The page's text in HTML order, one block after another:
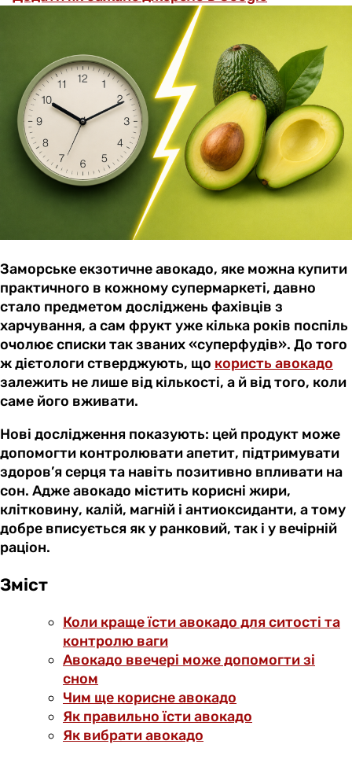
Заморське екзотичне авокадо, яке можна купити
практичного в кожному супермаркеті, давно
стало предметом досліджень фахівців з
харчування, а сам фрукт уже кілька років поспіль
очолює списки так званих «суперфудів». До того
ж дієтологи стверджують, що користь авокадо
залежить не лише від кількості, а й від того, коли
саме його вживати.
Нові дослідження показують: цей продукт може
допомогти контролювати апетит, підтримувати
здоров’я серця та навіть позитивно впливати на
сон. Адже авокадо містить корисні жири,
клітковину, калій, магній і антиоксиданти, а тому
добре вписується як у ранковий, так і у вечірній
раціон.
Зміст
Коли краще їсти авокадо для ситості та
контролю ваги
Авокадо ввечері може допомогти зі
сном
Чим ще корисне авокадо
Як правильно їсти авокадо
Як вибрати авокадо